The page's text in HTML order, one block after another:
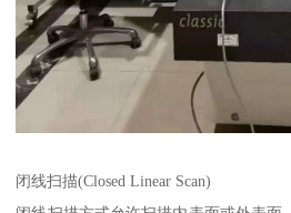
闭线扫描(Closed Linear Scan)